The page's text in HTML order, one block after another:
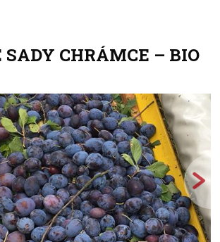
CHRÁMCE – BIO